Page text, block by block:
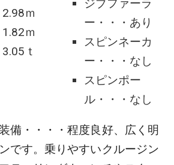
ｍ
ｍ
ｔ
ジブファーラ
ー・・・あり
スピンネーカ
ー・・・なし
スピンポー
ル・・・なし
備・・・・程度良好、広く明
です。乗りやすいクルージン